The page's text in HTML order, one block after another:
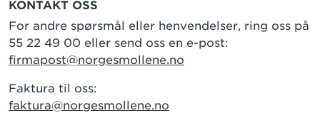
KONTAKT OSS
For andre spørsmål eller henvendelser, ring oss på
55 22 49 00 eller send oss en e-post:
firmapost@norgesmollene.no
Faktura til oss:
faktura@norgesmollene.no